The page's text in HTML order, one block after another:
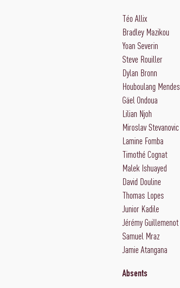
Téo Allix
Bradley Mazikou
Yoan Severin
Steve Rouiller
Dylan Bronn
Houboulang Mendes
Gäel Ondoua
Lilian Njoh
Miroslav Stevanovic
Lamine Fomba
Timothé Cognat
Malek Ishuayed
David Douline
Thomas Lopes
Junior Kadile
Jérémy Guillemenot
Samuel Mraz
Jamie Atangana
Absents